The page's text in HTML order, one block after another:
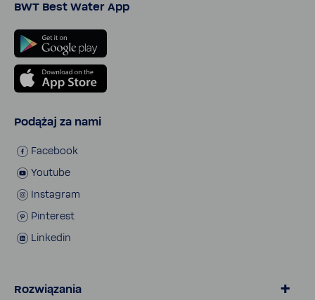
BWT Best Water App
Podążaj za nami
Face­book
Youtube
Insta­gram
Pinte­rest
Linkedin
Rozwiązania